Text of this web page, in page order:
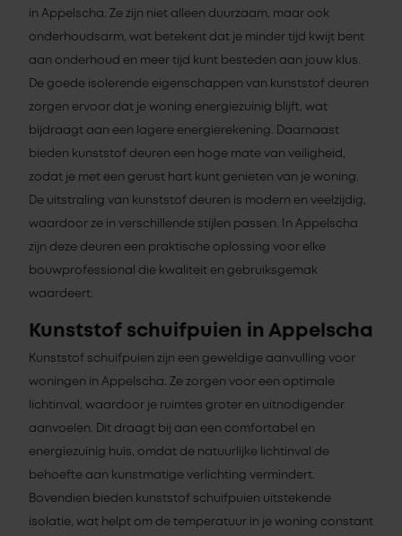
in Appelscha. Ze zijn niet alleen duurzaam, maar ook
onderhoudsarm, wat betekent dat je minder tijd kwijt bent
aan onderhoud en meer tijd kunt besteden aan jouw klus.
De goede isolerende eigenschappen van kunststof deuren
zorgen ervoor dat je woning energiezuinig blijft, wat
bijdraagt aan een lagere energierekening. Daarnaast
bieden kunststof deuren een hoge mate van veiligheid,
zodat je met een gerust hart kunt genieten van je woning.
De uitstraling van kunststof deuren is modern en veelzijdig,
waardoor ze in verschillende stijlen passen. In Appelscha
zijn deze deuren een praktische oplossing voor elke
bouwprofessional die kwaliteit en gebruiksgemak
waardeert.
Kunststof schuifpuien in Appelscha
Kunststof schuifpuien zijn een geweldige aanvulling voor
woningen in Appelscha. Ze zorgen voor een optimale
lichtinval, waardoor je ruimtes groter en uitnodigender
aanvoelen. Dit draagt bij aan een comfortabel en
energiezuinig huis, omdat de natuurlijke lichtinval de
behoefte aan kunstmatige verlichting vermindert.
Bovendien bieden kunststof schuifpuien uitstekende
isolatie, wat helpt om de temperatuur in je woning constant